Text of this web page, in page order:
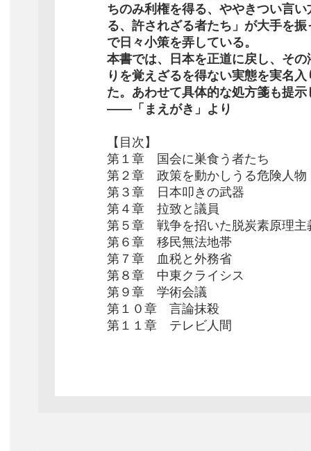
ちのみ利権を得る、ややきつい言
る、許されざる者たち」が大手を
で日々小策を弄している。
本書では、日本を正道に戻し、そ
りを覚えざるを得ない実態を実名
た。あわせて具体的な処方箋も提示
――「まえがき」より
【目次】
第１章 国会に巣食う者たち
第２章 政策を動かしうる危険人物
第３章 日本叩きの武器
第４章 拉致と議員
第５章 戦争を招いた脱炭素原理主
第６章 移民無法地帯
第７章 血税と外務省
第８章 中東クライシス
第９章 学術会議
第１０章 言論抹殺
第１１章 テレビ人間